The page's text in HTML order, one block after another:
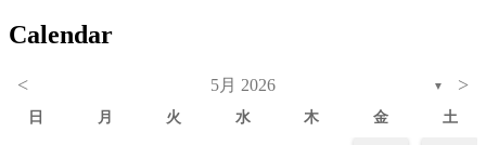
Calendar
< 5月 2026 ▼ >
日 月 火 水 木 金 土